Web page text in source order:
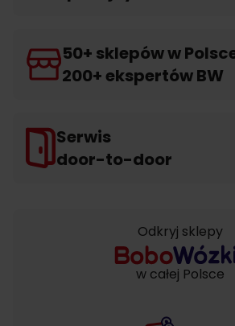
50+ sklepów w
200+ ekspertów BW
Serwis
door-to-door
Odkryj sklepy
w całej Polsce